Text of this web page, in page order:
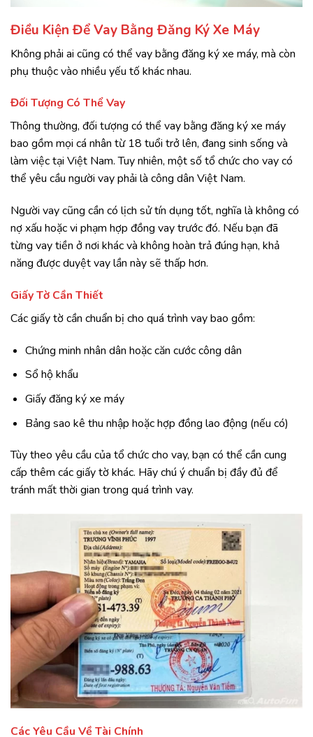
Điều Kiện Để Vay Bằng Đăng Ký Xe Máy
Không phải ai cũng có thể vay bằng đăng ký xe máy, mà còn
phụ thuộc vào nhiều yếu tố khác nhau.
Đối Tượng Có Thể Vay
Thông thường, đối tượng có thể vay bằng đăng ký xe máy
bao gồm mọi cá nhân từ 18 tuổi trở lên, đang sinh sống và
làm việc tại Việt Nam. Tuy nhiên, một số tổ chức cho vay có
thể yêu cầu người vay phải là công dân Việt Nam.
Người vay cũng cần có lịch sử tín dụng tốt, nghĩa là không có
nợ xấu hoặc vi phạm hợp đồng vay trước đó. Nếu bạn đã
từng vay tiền ở nơi khác và không hoàn trả đúng hạn, khả
năng được duyệt vay lần này sẽ thấp hơn.
Giấy Tờ Cần Thiết
Các giấy tờ cần chuẩn bị cho quá trình vay bao gồm:
Chứng minh nhân dân hoặc căn cước công dân
Sổ hộ khẩu
Giấy đăng ký xe máy
Bảng sao kê thu nhập hoặc hợp đồng lao động (nếu có)
Tùy theo yêu cầu của tổ chức cho vay, bạn có thể cần cung
cấp thêm các giấy tờ khác. Hãy chú ý chuẩn bị đầy đủ để
tránh mất thời gian trong quá trình vay.
Các Yêu Cầu Về Tài Chính